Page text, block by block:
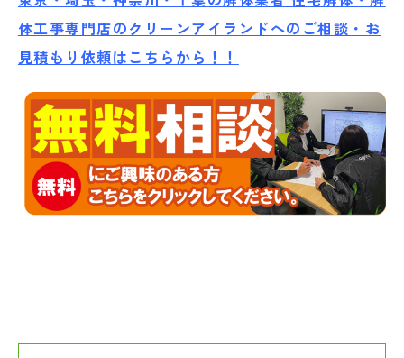
体工事専門店のクリーンアイランドへのご相談・お
見積もり依頼はこちらから！！